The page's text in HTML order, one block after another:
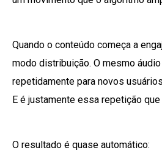
Quando o conteúdo começa a
modo distribuição. O mesmo
repetidamente para novos
E é justamente essa repetição que
O resultado é quase automático: